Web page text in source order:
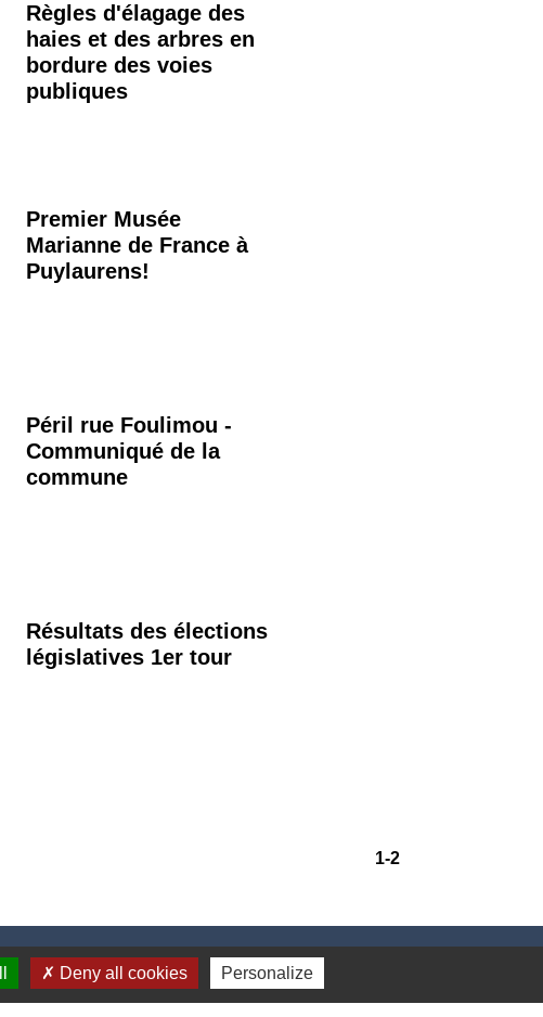
Règles d'élagage des
haies et des arbres en
bordure des voies
publiques
Premier Musée
Marianne de France à
Puylaurens!
Péril rue Foulimou -
Communiqué de la
commune
Résultats des élections
législatives 1er tour
1-2
Deny all cookies Personalize